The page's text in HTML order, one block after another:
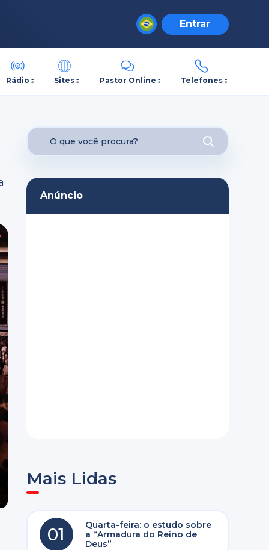
Entrar
Rádio Sites Pastor Online Telefones
Anúncio
Mais Lidas
01
Quarta-feira: o estudo sobre
a “Armadura do Reino de
Deus”